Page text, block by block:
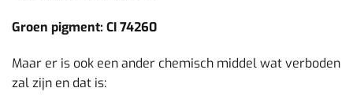
Groen pigment: CI 74260
Maar er is ook een ander chemisch middel wat verboden
zal zijn en dat is: